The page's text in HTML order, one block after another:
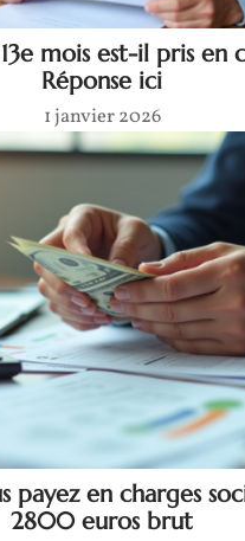
mois est-il pris en
Réponse ici
1 janvier 2026
payez en charges
2800 euros brut